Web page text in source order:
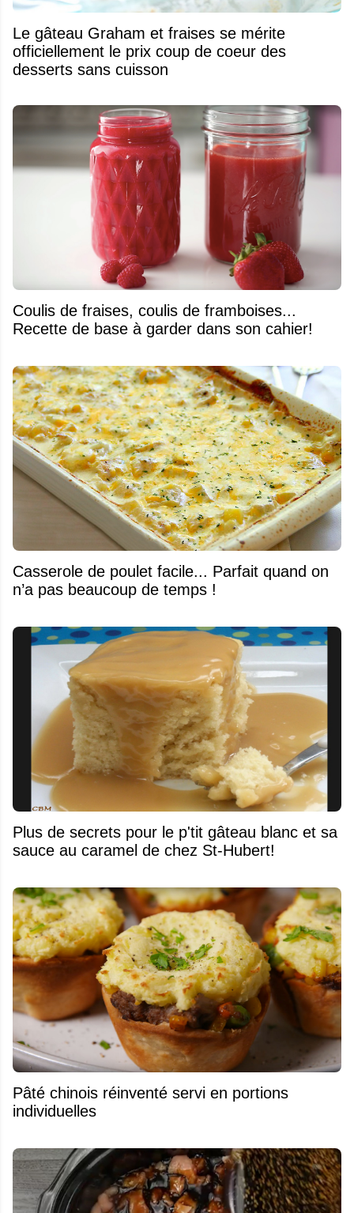
Le gâteau Graham et fraises se mérite
officiellement le prix coup de coeur des
desserts sans cuisson
Coulis de fraises, coulis de framboises...
Recette de base à garder dans son cahier!
Casserole de poulet facile... Parfait quand on
n’a pas beaucoup de temps !
Plus de secrets pour le p'tit gâteau blanc et sa
sauce au caramel de chez St-Hubert!
Pâté chinois réinventé servi en portions
individuelles